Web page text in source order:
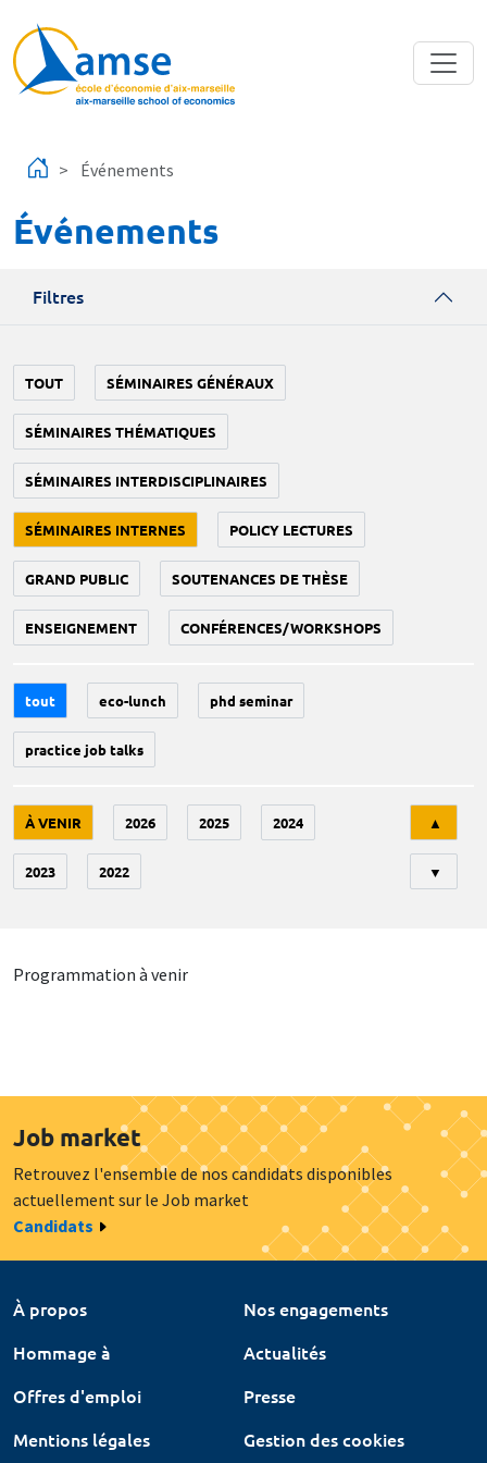
Événements
Événements
Filtres
TOUT SÉMINAIRES GÉNÉRAUX
SÉMINAIRES THÉMATIQUES
SÉMINAIRES INTERDISCIPLINAIRES
SÉMINAIRES INTERNES POLICY LECTURES
GRAND PUBLIC SOUTENANCES DE THÈSE
ENSEIGNEMENT CONFÉRENCES/WORKSHOPS
tout eco-lunch phd seminar
practice job talks
À VENIR 2026 2025 2024
2023 2022
▲
▼
Programmation à venir
Job market
Retrouvez l'ensemble de nos candidats disponibles
actuellement sur le Job market
Candidats
À propos
Nos engagements
Hommage à
Actualités
Offres d'emploi
Presse
Mentions légales
Gestion des cookies